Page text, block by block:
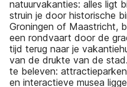
natuurvakanties: alles ligt
struin je door historische
Groningen of Maastricht,
een rondvaart door de
tijd terug naar je
van de drukte van de
te beleven:
en interactieve musea